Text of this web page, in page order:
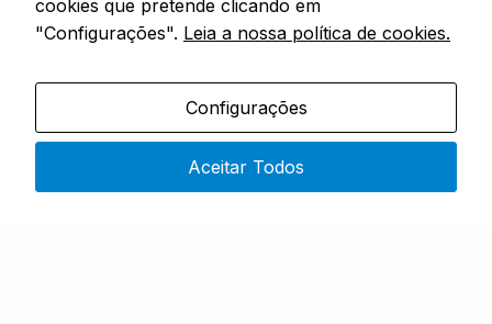
CANAS & ACESSÓRIOS
DOUBLE POT 250 ML
cookies que pretende clicando em
"Configurações". Leia a nossa política de cookies.
Configurações
Aceitar Todos